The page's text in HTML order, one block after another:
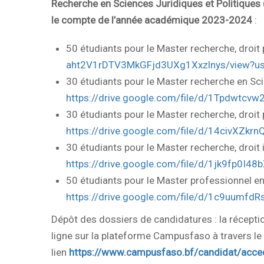
Recherche en Sciences Juridiques et Politiques
le compte de l’année académique 2023-2024 :
50 étudiants pour le Master recherche,
aht2V1rDTV3MkGFjd3UXg1Xxzlnys/
30 étudiants pour le Master recherche en
https://drive.google.com/file/d/
30 étudiants pour le Master recherche, droit
https://drive.google.com/file/d/
30 étudiants pour le Master recherche, droit
https://drive.google.com/file/d/
50 étudiants pour le Master professionnel
https://drive.google.com/file/d/
Dépôt des dossiers de candidatures : la
ligne sur la plateforme Campusfaso à travers
lien https://www.campusfaso.bf/candidat/